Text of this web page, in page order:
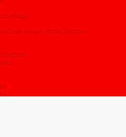
Parkett
доска Wood System
Parkett